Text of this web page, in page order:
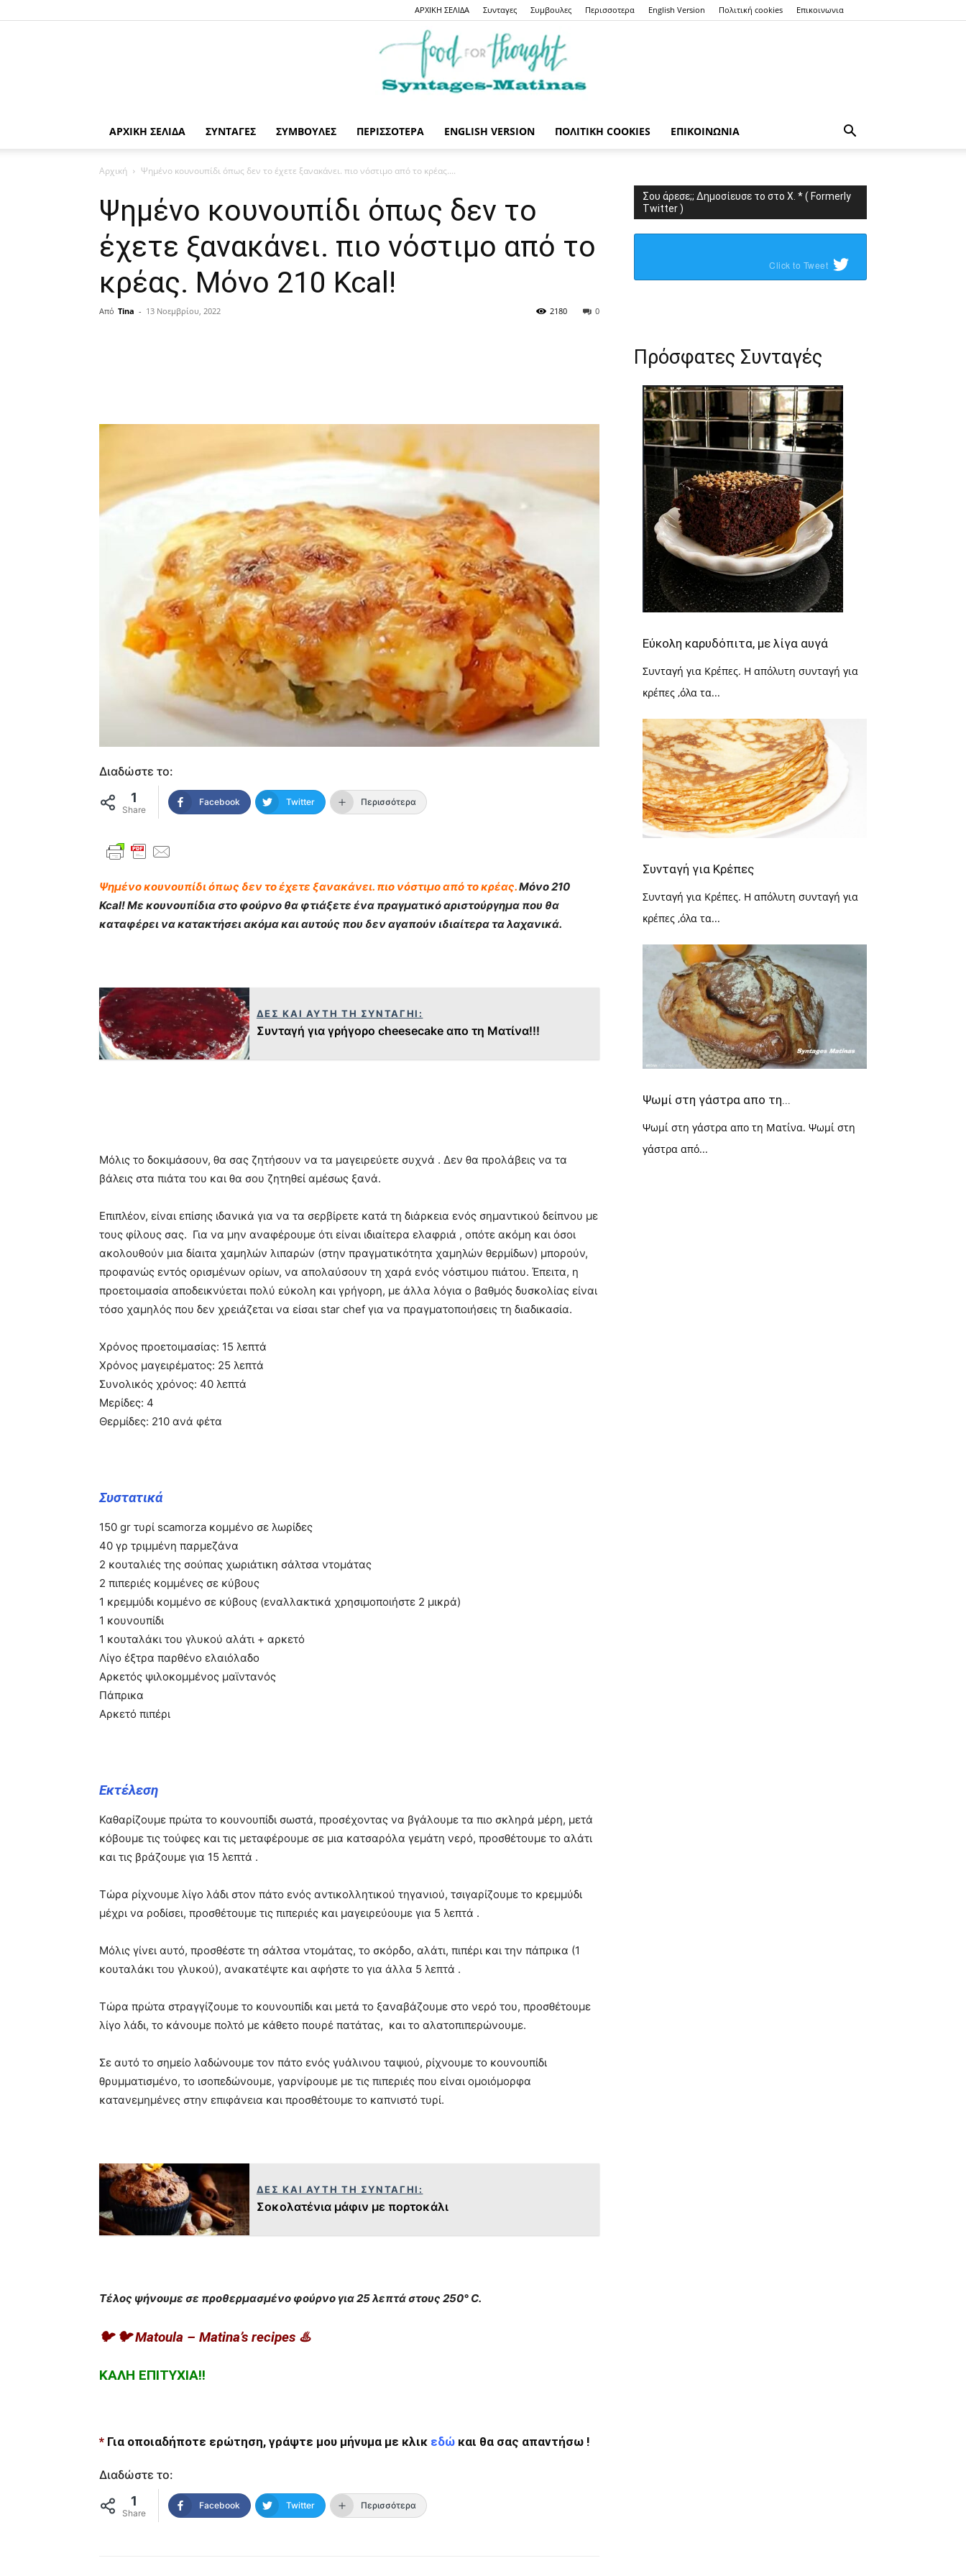
ΑΡΧΙΚΗ ΣΕΛΙΔΑ Συνταγες Συμβουλες Περισσοτερα English Version Πολιτική cookies Επικοινωνια
matinas
ΑΡΧΙΚΗ ΣΕΛΙΔΑ ΣΥΝΤΑΓΕΣ ΣΥΜΒΟΥΛΕΣ ΠΕΡΙΣΣΟΤΕΡΑ ENGLISH VERSION ΠΟΛΙΤΙΚΉ COOKIES ΕΠΙΚΟΙΝΩΝΙΑ
Αρχική Ψημένο κουνουπίδι όπως δεν το έχετε ξανακάνει. πιο νόστιμο από το κρέας....
Ψημένο κουνουπίδι όπως δεν το
έχετε ξανακάνει. πιο νόστιμο από το
κρέας. Μόνο 210 Kcal!
Από Tina - 13 Νοεμβρίου, 2022 0
2180
Διαδώστε το:
1
Share
Facebook Twitter Περισσότερα
Ψημένο κουνουπίδι όπως δεν το έχετε ξανακάνει. πιο νόστιμο από το κρέας.Μόνο 210
Kcal! Με κουνουπίδια στο φούρνο θα φτιάξετε ένα πραγματικό αριστούργημα που θα
καταφέρει να κατακτήσει ακόμα και αυτούς που δεν αγαπούν ιδιαίτερα τα λαχανικά.
ΔΕΣ ΚΑΙ ΑΥΤΗ ΤΗ ΣΥΝΤΑΓΗΙ:
Συνταγή για γρήγορο cheesecake απο τη Ματίνα!!!
Μόλις το δοκιμάσουν, θα σας ζητήσουν να τα μαγειρεύετε συχνά . Δεν θα προλάβεις να τα
βάλεις στα πιάτα του και θα σου ζητηθεί αμέσως ξανά.
Επιπλέον, είναι επίσης ιδανικά για να τα σερβίρετε κατά τη διάρκεια ενός σημαντικού δείπνου με
τους φίλους σας. Για να μην αναφέρουμε ότι είναι ιδιαίτερα ελαφριά , οπότε ακόμη και όσοι
ακολουθούν μια δίαιτα χαμηλών λιπαρών (στην πραγματικότητα χαμηλών θερμίδων) μπορούν,
προφανώς εντός ορισμένων ορίων, να απολαύσουν τη χαρά ενός νόστιμου πιάτου. Έπειτα, η
προετοιμασία αποδεικνύεται πολύ εύκολη και γρήγορη, με άλλα λόγια ο βαθμός δυσκολίας είναι
τόσο χαμηλός που δεν χρειάζεται να είσαι star chef για να πραγματοποιήσεις τη διαδικασία.
Χρόνος προετοιμασίας: 15 λεπτά
Χρόνος μαγειρέματος: 25 λεπτά
Συνολικός χρόνος: 40 λεπτά
Μερίδες: 4
Θερμίδες: 210 ανά φέτα
Συστατικά
150 gr τυρί scamorza κομμένο σε λωρίδες
40 γρ τριμμένη παρμεζάνα
2 κουταλιές της σούπας χωριάτικη σάλτσα ντομάτας
2 πιπεριές κομμένες σε κύβους
1 κρεμμύδι κομμένο σε κύβους (εναλλακτικά χρησιμοποιήστε 2 μικρά)
1 κουνουπίδι
1 κουταλάκι του γλυκού αλάτι + αρκετό
Λίγο έξτρα παρθένο ελαιόλαδο
Αρκετός ψιλοκομμένος μαϊντανός
Πάπρικα
Αρκετό πιπέρι
Εκτέλεση
Καθαρίζουμε πρώτα το κουνουπίδι σωστά, προσέχοντας να βγάλουμε τα πιο σκληρά μέρη, μετά
κόβουμε τις τούφες και τις μεταφέρουμε σε μια κατσαρόλα γεμάτη νερό, προσθέτουμε το αλάτι
και τις βράζουμε για 15 λεπτά .
Τώρα ρίχνουμε λίγο λάδι στον πάτο ενός αντικολλητικού τηγανιού, τσιγαρίζουμε το κρεμμύδι
μέχρι να ροδίσει, προσθέτουμε τις πιπεριές και μαγειρεύουμε για 5 λεπτά .
Μόλις γίνει αυτό, προσθέστε τη σάλτσα ντομάτας, το σκόρδο, αλάτι, πιπέρι και την πάπρικα (1
κουταλάκι του γλυκού), ανακατέψτε και αφήστε το για άλλα 5 λεπτά .
Τώρα πρώτα στραγγίζουμε το κουνουπίδι και μετά το ξαναβάζουμε στο νερό του, προσθέτουμε
λίγο λάδι, το κάνουμε πολτό με κάθετο πουρέ πατάτας, και το αλατοπιπερώνουμε.
Σε αυτό το σημείο λαδώνουμε τον πάτο ενός γυάλινου ταψιού, ρίχνουμε το κουνουπίδι
θρυμματισμένο, το ισοπεδώνουμε, γαρνίρουμε με τις πιπεριές που είναι ομοιόμορφα
κατανεμημένες στην επιφάνεια και προσθέτουμε το καπνιστό τυρί.
ΔΕΣ ΚΑΙ ΑΥΤΗ ΤΗ ΣΥΝΤΑΓΗΙ:
Σοκολατένια μάφιν με πορτοκάλι
Τέλος ψήνουμε σε προθερμασμένο φούρνο για 25 λεπτά στους 250° C.
🐦 🐦 Matoula – Matina’s recipes ♨️
ΚΑΛΗ ΕΠΙΤΥΧΙΑ!!
* Για οποιαδήποτε ερώτηση, γράψτε μου μήνυμα με κλικ εδώ και θα σας απαντήσω !
Διαδώστε το:
1
Share
Facebook Twitter Περισσότερα
Σου άρεσε;; Δημοσίευσε το στο X. * ( Formerly
Twitter )
Click to Tweet
Πρόσφατες Συνταγές
Εύκολη καρυδόπιτα, με λίγα αυγά
Συνταγή για Κρέπες. Η απόλυτη συνταγή για
κρέπες ,όλα τα...
Συνταγή για Κρέπες
Συνταγή για Κρέπες. Η απόλυτη συνταγή για
κρέπες ,όλα τα...
Ψωμί στη γάστρα απο τη...
Ψωμί στη γάστρα απο τη Ματίνα. Ψωμί στη
γάστρα από...